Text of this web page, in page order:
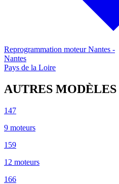
Reprogrammation moteurNantes -
Nantes
Pays de la Loire
AUTRES MODÈLES
147
9 moteurs
159
12 moteurs
166